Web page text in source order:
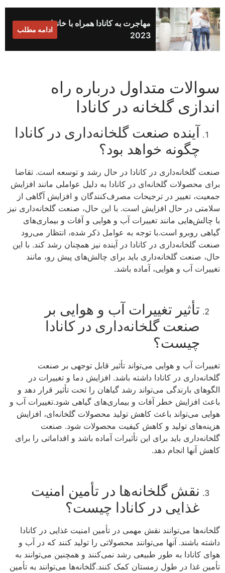
مهاجرت به کانادا همراه با خانواده
2023
ادامه مطلب
سوالات متداول درباره راه
اندازی گلخانه در کانادا
آینده صنعت گلخانه‌داری در کانادا
چگونه خواهد بود؟
صنعت گلخانه‌داری در کانادا در حال رشد و توسعه است. تقاضا
برای محصولات گلخانه‌ای در کانادا به دلیل عواملی مانند افزایش
جمعیت، تغییر در ترجیحات مصرف‌کنندگان و افزایش آگاهی از
سلامتی در حال افزایش است. با این حال، صنعت گلخانه‌داری نیز
با چالش‌هایی مانند تغییرات آب و هوایی و آفات و بیماری‌های
گیاهی روبرو است.با توجه به عوامل ذکر شده، انتظار می‌رود
صنعت گلخانه‌داری در کانادا در آینده نیز همچنان رشد کند. با این
حال، صنعت گلخانه‌داری باید برای چالش‌های پیش رو، مانند
تغییرات آب و هوایی، آماده باشد.
تأثیر تغییرات آب و هوایی بر
صنعت گلخانه‌داری در کانادا
چیست؟
تغییرات آب و هوایی می‌تواند تأثیر قابل توجهی بر صنعت
گلخانه‌داری در کانادا داشته باشد. افزایش دما و تغییرات در
الگوهای بارندگی می‌تواند رشد گیاهان را تحت تأثیر قرار دهد و
باعث افزایش خطر آفات و بیماری‌های گیاهی شود.تغییرات آب و
هوایی می‌تواند باعث کاهش تولید محصولات گلخانه‌ای، افزایش
هزینه‌های تولید و کاهش کیفیت محصولات شود. صنعت
گلخانه‌داری باید برای این تأثیرات آماده باشد و اقداماتی را برای
کاهش آنها انجام دهد.
نقش گلخانه‌ها در تأمین امنیت
غذایی در کانادا چیست؟
گلخانه‌ها می‌توانند نقش مهمی در تأمین امنیت غذایی در کانادا
داشته باشند. آنها می‌توانند محصولاتی را تولید کنند که در آب و
هوای کانادا به طور طبیعی رشد نمی‌کنند و همچنین می‌توانند به
تأمین غذا در طول زمستان کمک کنند.گلخانه‌ها می‌توانند به تأمین